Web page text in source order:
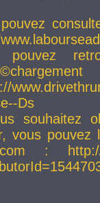
pouvez
Ds
souhaitez
vous
: http://